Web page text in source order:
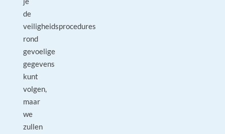
de
veiligheidsprocedures
rond
gevoelige
gegevens
kunt
volgen,
maar
we
zullen